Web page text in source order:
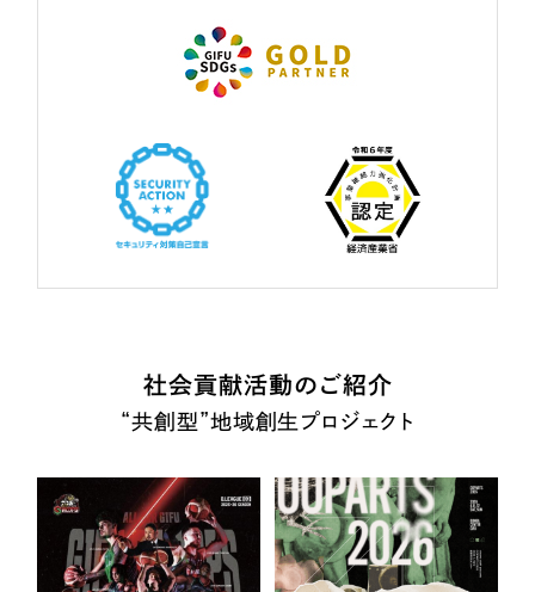
社会貢献活動のご紹介
“共創型”地域創生プロジェクト